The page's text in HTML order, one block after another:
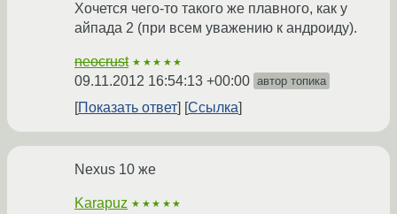
Хочется чего-то такого же плавного, как у
айпада 2 (при всем уважению к андроиду).
neocrust ★★★★★
09.11.2012 16:54:13 +00:00 автор топика
Показать ответ Ссылка
Nexus 10 же
Karapuz ★★★★★